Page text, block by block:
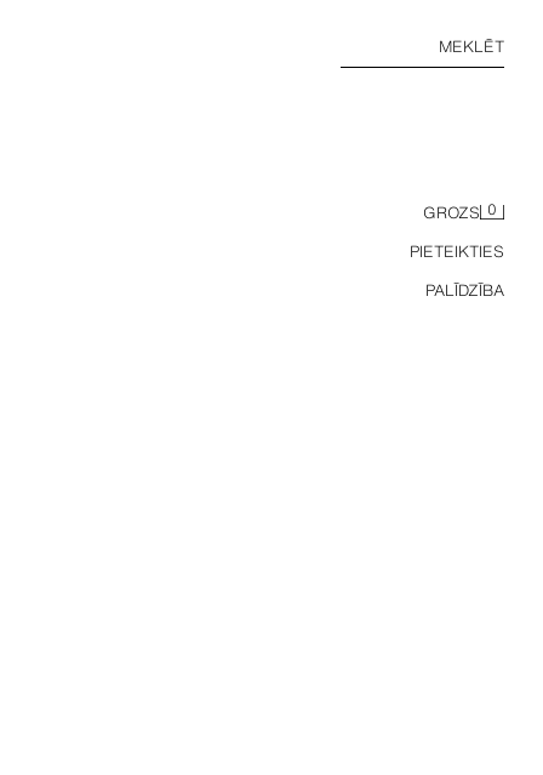
MEKLĒT
GROZS 0
PIETEIKTIES
PALĪDZĪBA